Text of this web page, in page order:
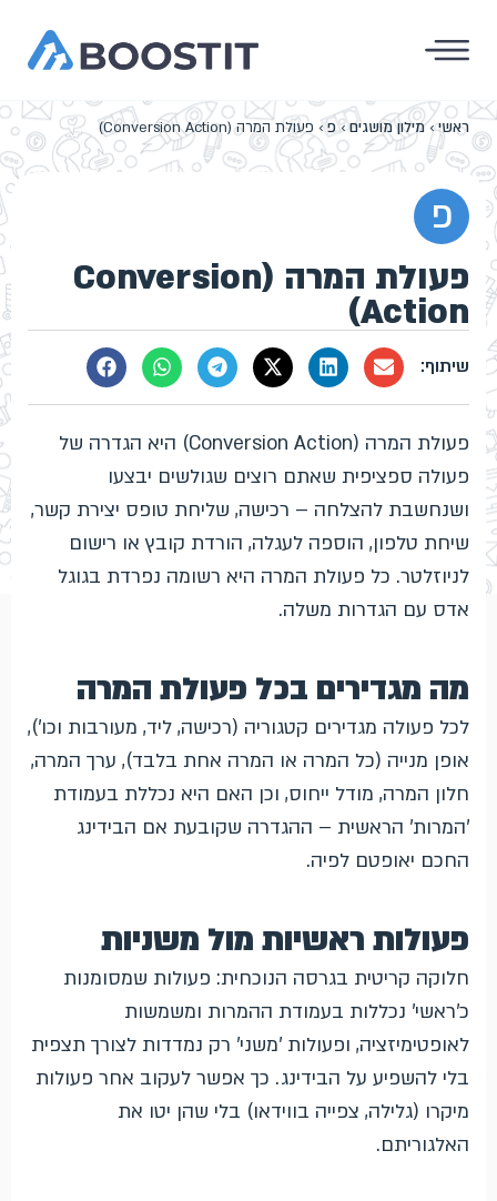
ראשי›מילון מושגים›פ› פעולת המרה (Conversion Action)
פ
פעולת המרה (Conversion
Action)
פעולת המרה (Conversion Action) היא הגדרה של
פעולה ספציפית שאתם רוצים שגולשים יבצעו
ושנחשבת להצלחה – רכישה, שליחת טופס יצירת קשר,
שיחת טלפון, הוספה לעגלה, הורדת קובץ או רישום
לניוזלטר. כל פעולת המרה היא רשומה נפרדת בגוגל
אדס עם הגדרות משלה.
מה מגדירים בכל פעולת המרה
לכל פעולה מגדירים קטגוריה (רכישה, ליד, מעורבות וכו'),
אופן מנייה (כל המרה או המרה אחת בלבד), ערך המרה,
חלון המרה, מודל ייחוס, וכן האם היא נכללת בעמודת
'המרות' הראשית – ההגדרה שקובעת אם הבידינג
החכם יאופטם לפיה.
פעולות ראשיות מול משניות
חלוקה קריטית בגרסה הנוכחית: פעולות שמסומנות
כ'ראשי' נכללות בעמודת ההמרות ומשמשות
לאופטימיזציה, ופעולות 'משני' רק נמדדות לצורך תצפית
בלי להשפיע על הבידינג. כך אפשר לעקוב אחר פעולות
מיקרו (גלילה, צפייה בווידאו) בלי שהן יטו את
האלגוריתם.